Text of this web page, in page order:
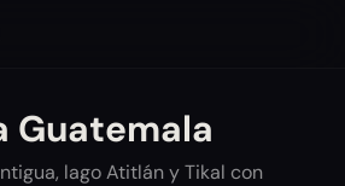
Guatemala
lago Atitlán y Tikal con